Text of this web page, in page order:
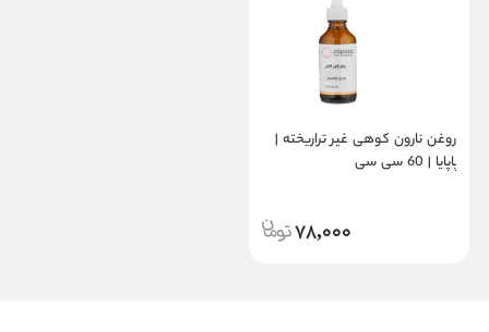
روغن نارون کوهی غیر تراریخته |
پاپایا | 60 سی سی
78,000